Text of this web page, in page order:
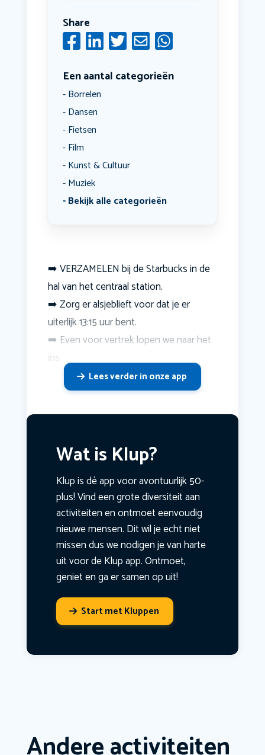
Share
Een aantal categorieën
Borrelen
Dansen
Fietsen
Film
Kunst & Cultuur
Muziek
Bekijk alle categorieën
➡️ VERZAMELEN bij de Starbucks in de
hal van het centraal station.
➡️ Zorg er alsjeblieft voor dat je er
uiterlijk 13:15 uur bent.
➡️ Even voor vertrek lopen we naar het
ins
Lees verder in onze app
Wat is Klup?
Klup is dé app voor avontuurlijk 50-
plus! Vind een grote diversiteit aan
activiteiten en ontmoet eenvoudig
nieuwe mensen. Dit wil je echt niet
missen dus we nodigen je van harte
uit voor de Klup app. Ontmoet,
geniet en ga er samen op uit!
Start met Kluppen